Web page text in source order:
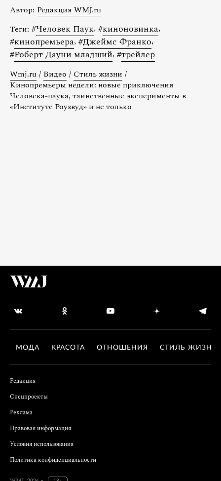
Автор: Редакция WMJ.ru
Теги: #Человек Паук, #киноновинка,
#кинопремьера, #Джеймс Франко,
#Роберт Дауни младший, #трейлер
Wmj.ru / Видео / Стиль жизни /
Кинопремьеры недели: новые приключения
Человека-паука, таинственные эксперименты в
«Институте Роузвуд» и не только
МОДА КРАСОТА ОТНОШЕНИЯ СТИЛЬ ЖИЗНИ
Редакция
Спецпроекты
Реклама
Правовая информация
Условия использования
Политика конфиденциальности